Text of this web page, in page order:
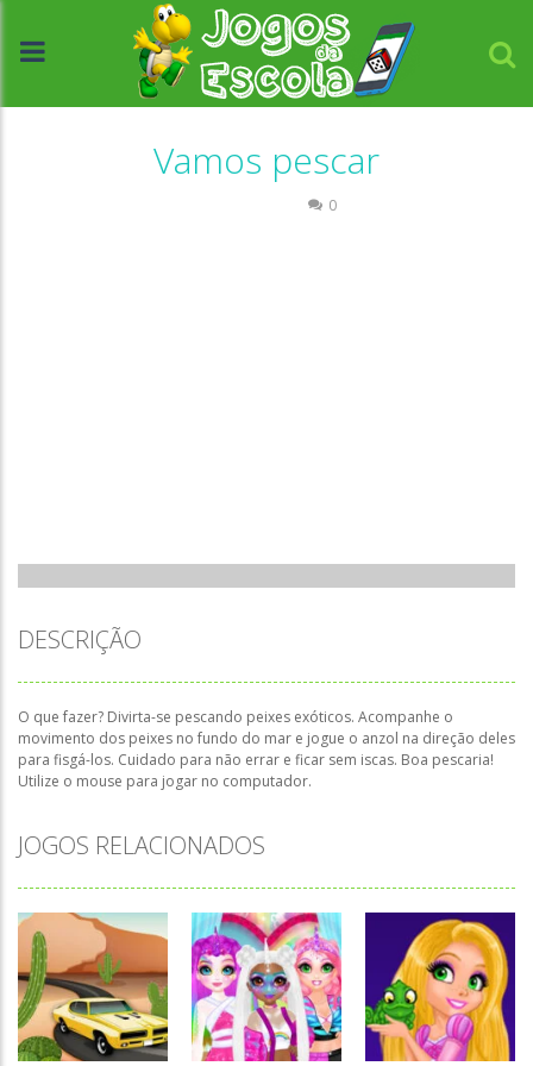
Vamos pescar
0
DESCRIÇÃO
O que fazer? Divirta-se pescando peixes exóticos. Acompanhe o
movimento dos peixes no fundo do mar e jogue o anzol na direção deles
para fisgá-los. Cuidado para não errar e ficar sem iscas. Boa pescaria!
Utilize o mouse para jogar no computador.
JOGOS RELACIONADOS